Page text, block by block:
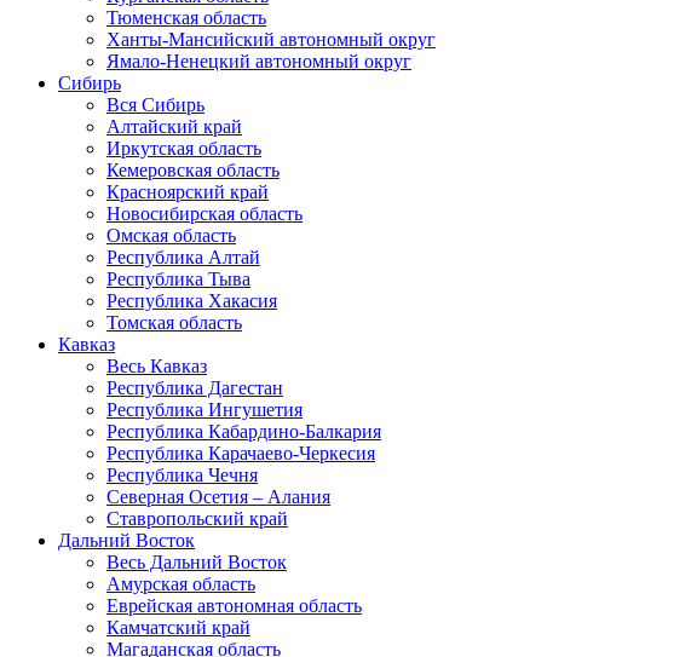
Тюменская область
Ханты-Мансийский автономный округ
Ямало-Ненецкий автономный округ
Сибирь
Вся Сибирь
Алтайский край
Иркутская область
Кемеровская область
Красноярский край
Новосибирская область
Омская область
Республика Алтай
Республика Тыва
Республика Хакасия
Томская область
Кавказ
Весь Кавказ
Республика Дагестан
Республика Ингушетия
Республика Кабардино-Балкария
Республика Карачаево-Черкесия
Республика Чечня
Северная Осетия – Алания
Ставропольский край
Дальний Восток
Весь Дальний Восток
Амурская область
Еврейская автономная область
Камчатский край
Магаданская область